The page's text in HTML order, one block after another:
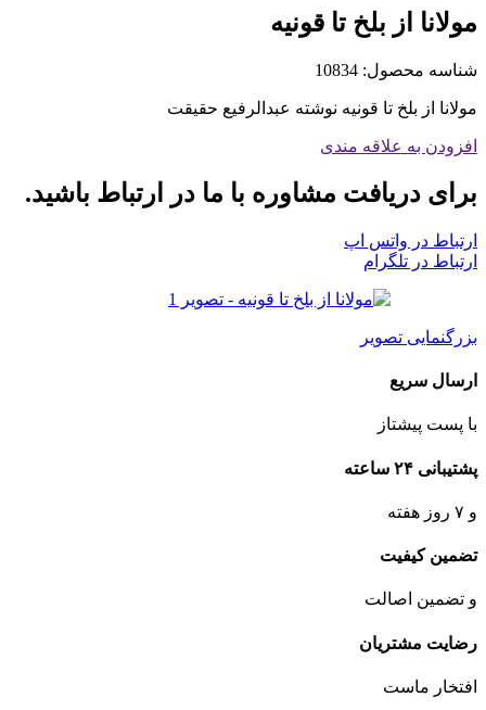
مولانا از بلخ تا قونیه
شناسه محصول: 10834
مولانا از بلخ تا قونیه نوشته عبدالرفیع حقیقت
افزودن به علاقه مندی
برای دریافت مشاوره با ما در ارتباط باشید.
ارتباط در واتس اپ
ارتباط در تلگرام
بزرگنمایی تصویر
ارسال سریع
با پست پیشتاز
پشتیبانی ۲۴ ساعته
و ۷ روز هفته
تضمین کیفیت
و تضمین اصالت
رضایت مشتریان
افتخار ماست